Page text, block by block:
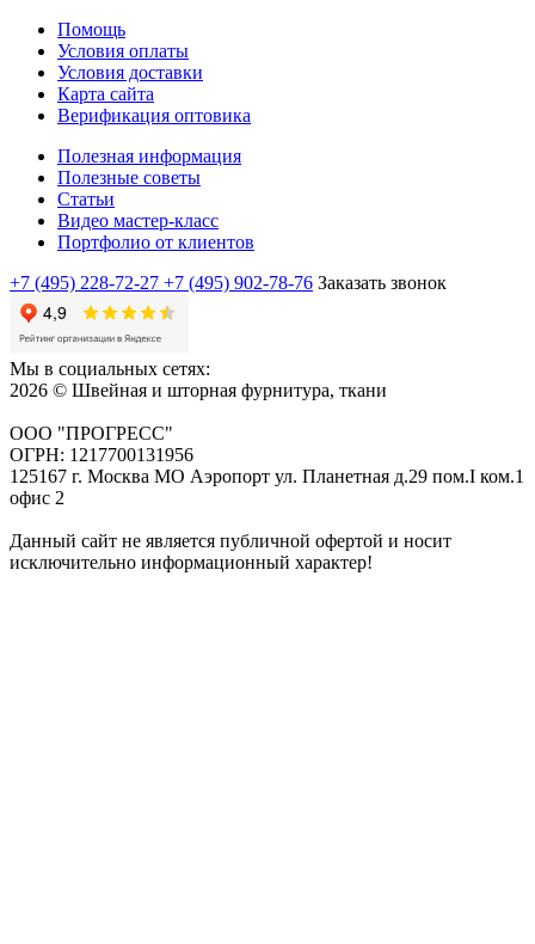
Помощь
Условия оплаты
Условия доставки
Карта сайта
Верификация оптовика
Полезная информация
Полезные советы
Статьи
Видео мастер-класс
Портфолио от клиентов
+7 (495) 228-72-27 +7 (495) 902-78-76 Заказать звонок
Мы в социальных сетях:
2026 © Швейная и шторная фурнитура, ткани
ООО "ПРОГРЕСС"
ОГРН: 1217700131956
125167 г. Москва МО Аэропорт ул. Планетная д.29 пом.I ком.1
офис 2
Данный сайт не является публичной офертой и носит
исключительно информационный характер!